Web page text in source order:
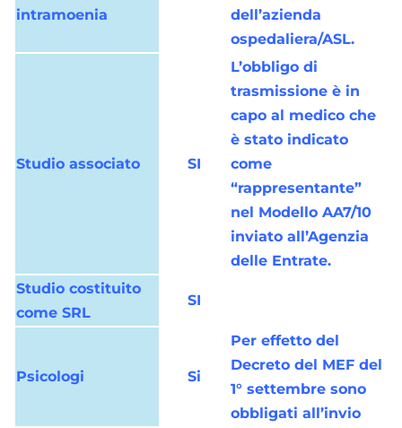
intramoenia
dell’azienda
ospedaliera/ASL.
Studio associato SI
L’obbligo di
trasmissione è in
capo al medico che
è stato indicato
come
“rappresentante”
nel Modello AA7/10
inviato all’Agenzia
delle Entrate.
Studio costituito
come SRL
SI
Psicologi Si
Per effetto del
Decreto del MEF del
1° settembre sono
obbligati all’invio